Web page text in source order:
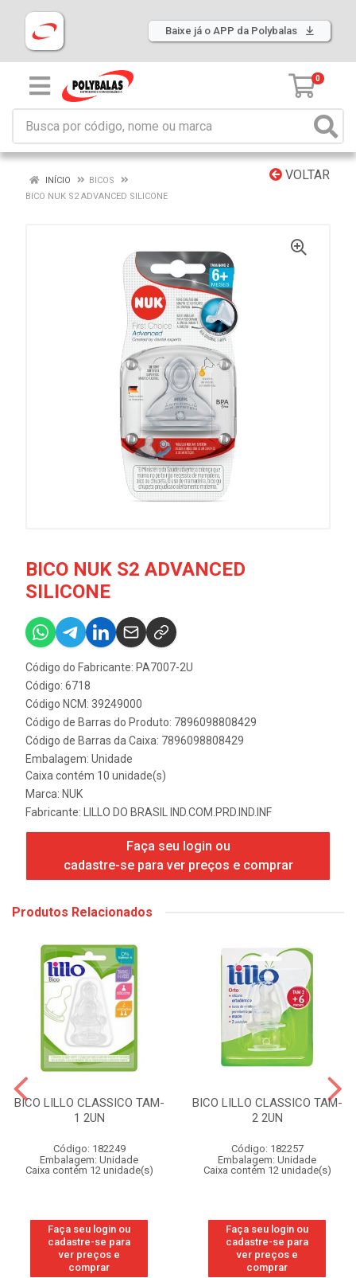
Baixe já o APP da Polybalas
0
VOLTAR
INÍCIO
BICOS
BICO NUK S2 ADVANCED SILICONE
BICO NUK S2 ADVANCED
SILICONE
Código do Fabricante: PA7007-2U
Código: 6718
Código NCM: 39249000
Código de Barras do Produto: 7896098808429
Código de Barras da Caixa: 7896098808429
Embalagem: Unidade
Caixa contém 10 unidade(s)
Marca: NUK
Fabricante:
LILLO DO BRASIL IND.COM.PRD.IND.INF
Faça seu login ou
cadastre-se para ver preços e comprar
Produtos Relacionados
BICO LILLO CLASSICO TAM-
1 2UN
Código: 182249
Embalagem: Unidade
Caixa contém 12 unidade(s)
Faça seu login ou
cadastre-se para
ver preços e
comprar
BICO LILLO CLASSICO TAM-
2 2UN
Código: 182257
Embalagem: Unidade
Caixa contém 12 unidade(s)
Faça seu login ou
cadastre-se para
ver preços e
comprar